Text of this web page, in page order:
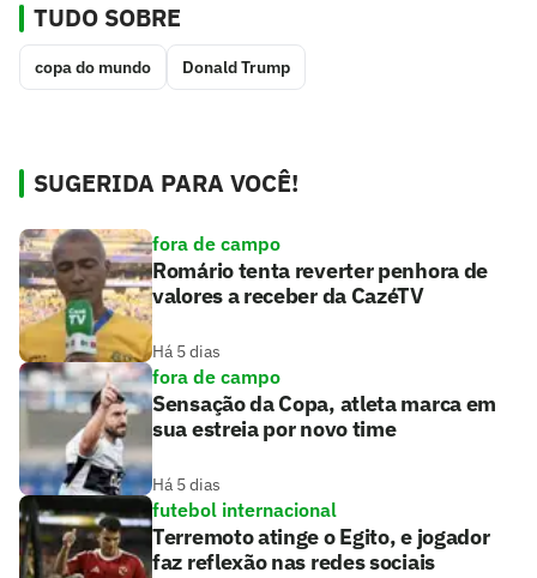
TUDO SOBRE
copa do mundo Donald Trump
SUGERIDA PARA VOCÊ!
fora de campo
Romário tenta reverter penhora de
valores a receber da CazéTV
Há 5 dias
fora de campo
Sensação da Copa, atleta marca em
sua estreia por novo time
Há 5 dias
futebol internacional
Terremoto atinge o Egito, e jogador
faz reflexão nas redes sociais